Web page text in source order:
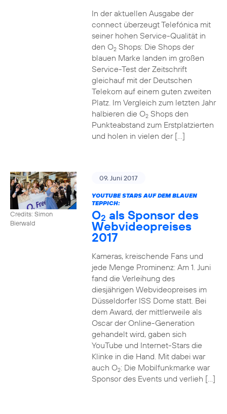
In der aktuellen Ausgabe der
connect überzeugt Telefónica mit
seiner hohen Service-Qualität in
den O2Shops: Die Shops der
blauen Marke landen im großen
Service-Test der Zeitschrift
gleichauf mit der Deutschen
Telekom auf einem guten zweiten
Platz. Im Vergleich zum letzten Jahr
halbieren die O2Shops den
Punkteabstand zum Erstplatzierten
und holen in vielen der […]
Credits: Simon
Bierwald
09. Juni 2017
YOUTUBE STARS AUF DEM BLAUEN
TEPPICH:
O2 als Sponsor des
Webvideopreises
2017
Kameras, kreischende Fans und
jede Menge Prominenz: Am 1. Juni
fand die Verleihung des
diesjährigen Webvideopreises im
Düsseldorfer ISS Dome statt. Bei
dem Award, der mittlerweile als
Oscar der Online-Generation
gehandelt wird, gaben sich
YouTube und Internet-Stars die
Klinke in die Hand. Mit dabei war
auch O2: Die Mobilfunkmarke war
Sponsor des Events und verlieh […]